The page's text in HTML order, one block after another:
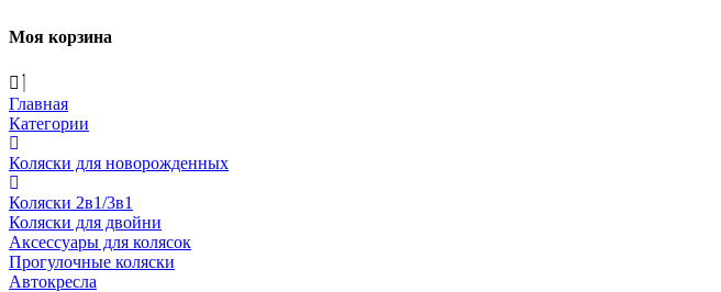
Моя корзина
Главная
Категории
Коляски для новорожденных
Коляски 2в1/3в1
Коляски для двойни
Аксессуары для колясок
Прогулочные коляски
Автокресла